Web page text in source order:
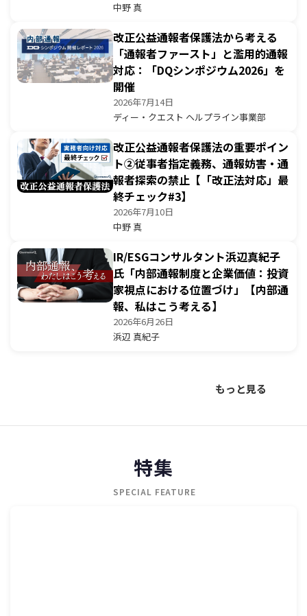
中野 真
改正公益通報者保護法から考える
「通報者ファースト」と濫用的通報
対応：「DQシンポジウム2026」を
開催
2026年7月14日
ディー・クエスト ヘルプライン事業部
改正公益通報者保護法の重要ポイン
ト②従事者指定義務、通報妨害・通
報者探索の禁止【「改正法対応」最
終チェック#3】
2026年7月10日
中野 真
IR/ESGコンサルタント浜辺真紀子
氏「内部通報制度と企業価値：投資
家視点における位置づけ」【内部通
報、私はこう考える】
2026年6月26日
浜辺 真紀子
もっと見る
特集
SPECIAL FEATURE